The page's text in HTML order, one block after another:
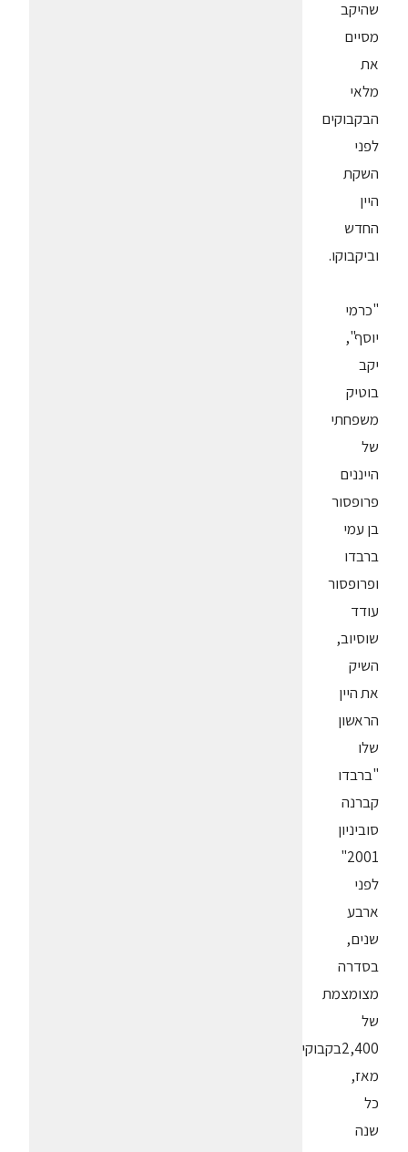
שהיקב
מסיים
את
מלאי
הבקבוקים
לפני
השקת
היין
החדש
וביקבוקו.
"כרמי
יוסף",
יקב
בוטיק
משפחתי
של
הייננים
פרופסור
בן עמי
ברבדו
ופרופסור
עודד
שוסיוב,
השיק
את היין
הראשון
שלו
"ברבדו
קברנה
סוביניון
2001"
לפני
ארבע
שנים,
בסדרה
מצומצמת
של
2,400בקבוקים.
מאז,
כל
שנה